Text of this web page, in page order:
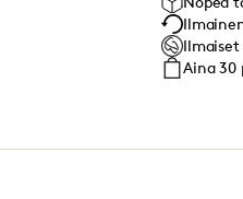
Ilmaiset
Aina 30